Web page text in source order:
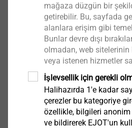
İndirilenler
Product data sheet.pdf
Bu ürün için şuanda talebe
verilmektedir.
Daha fazla bilgi için
adresine talebinizi
mağaza düzgün bir
getirebilir. Bu, sayfada
alanlara erişim gibi
Bunlar devre dışı
olmadan, web
veya istenen hizmetler
İşlevsellik için gerekli
Halihazırda 1'e kadar
çerezler bu kategoriye
özellikle, bilgileri
ve bildirerek EJOT'un